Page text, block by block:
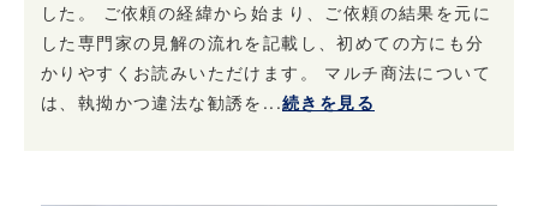
した。 ご依頼の経緯から始まり、ご依頼の結果を元に
した専門家の見解の流れを記載し、初めての方にも分
かりやすくお読みいただけます。 マルチ商法について
は、執拗かつ違法な勧誘を...続きを見る